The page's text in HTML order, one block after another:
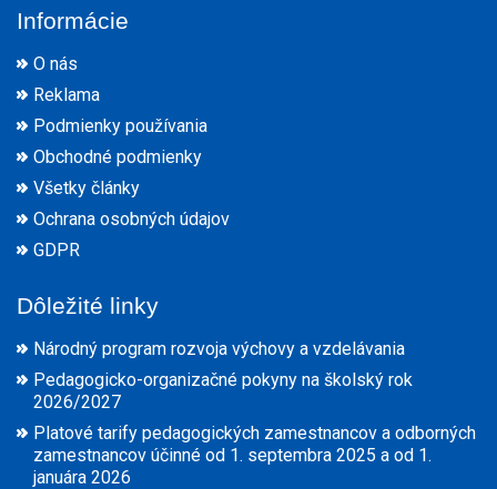
Informácie
O nás
Reklama
Podmienky používania
Obchodné podmienky
Všetky články
Ochrana osobných údajov
GDPR
Dôležité linky
Národný program rozvoja výchovy a vzdelávania
Pedagogicko-organizačné pokyny na školský rok
2026/2027
Platové tarify pedagogických zamestnancov a odborných
zamestnancov účinné od 1. septembra 2025 a od 1.
januára 2026